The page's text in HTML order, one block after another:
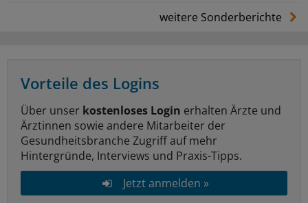
weitere Sonderberichte
Vorteile des Logins
Über unser kostenloses Login erhalten Ärzte und
Ärztinnen sowie andere Mitarbeiter der
Gesundheitsbranche Zugriff auf mehr
Hintergründe, Interviews und Praxis-Tipps.
Jetzt anmelden »